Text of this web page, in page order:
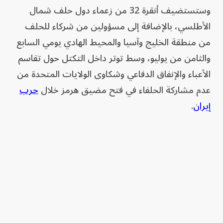
وستستضيف أنقرة 32 من زعماء دول حلف شمال
الأطلسي، بالإضافة إلى مسؤولين من شركاء للحلف
من منطقة الخليج وآسيا والمحيط الهادي يومي السابع
والثامن من يوليو، وسط توتر داخل التكتل حول تقاسم
الأعباء والإنفاق الدفاعي وشكاوى الولايات المتحدة من
عدم مشاركة الحلفاء في فتح مضيق هرمز خلالحرب
إيران.